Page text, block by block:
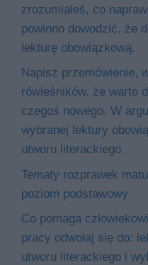
zrozumiałeś, co
powinno dowodzić, że
lekturę obowiązkową.
Napisz przemówienie,
rówieśników, że warto
czegoś nowego. W
wybranej lektury
utworu literackiego.
Tematy rozprawek
poziom podstawowy
Co pomaga
pracy odwołaj się do:
utworu literackiego i